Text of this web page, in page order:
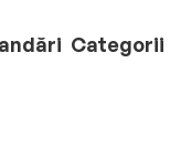
Categorii